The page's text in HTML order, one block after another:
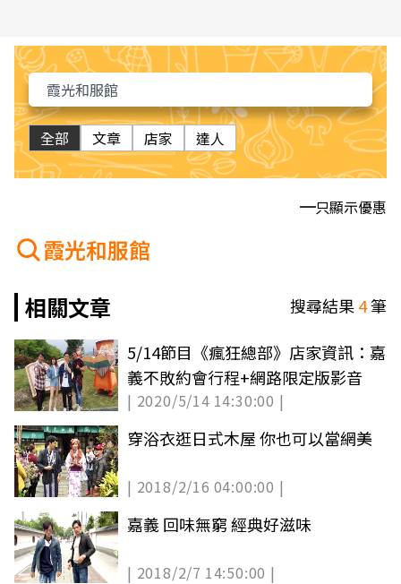
全部 文章 店家 達人
只顯示優惠
霞光和服館
相關文章
搜尋結果4筆
5/14節目《瘋狂總部》店家資訊：嘉
義不敗約會行程+網路限定版影音
| 2020/5/14 14:30:00 |
穿浴衣逛日式木屋 你也可以當網美
| 2018/2/16 04:00:00 |
嘉義 回味無窮 經典好滋味
| 2018/2/7 14:50:00 |